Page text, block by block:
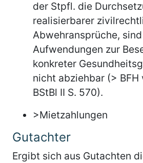
der Stpfl. die
realisierbarer
Abwehransprüche,
Aufwendungen zur
konkreter
nicht abziehbar (>
BStBl II S. 570).
>Mietzahlungen
Gutachter
Ergibt sich aus Gutachten